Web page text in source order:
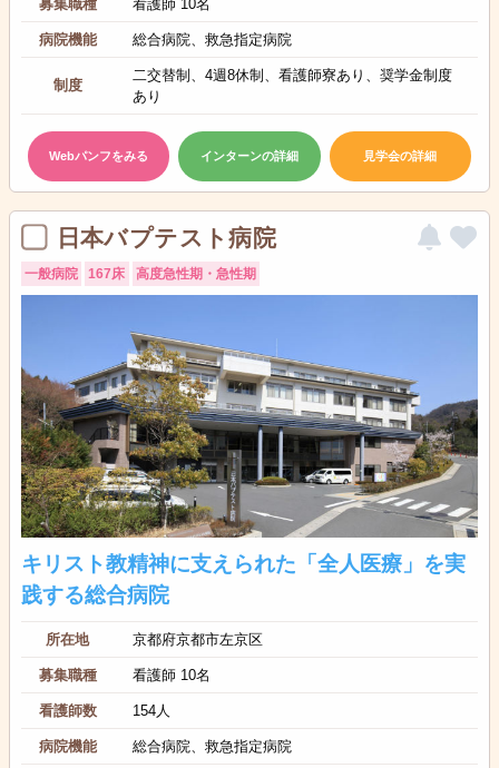
募集職種 看護師 10名
病院機能 総合病院、救急指定病院
制度
二交替制、4週8休制、看護師寮あり、奨学金制度
あり
Webパンフをみる インターンの詳細 見学会の詳細
日本バプテスト病院
一般病院 167床 高度急性期・急性期
キリスト教精神に支えられた「全人医療」を実
践する総合病院
所在地 京都府京都市左京区
募集職種 看護師 10名
看護師数 154人
病院機能 総合病院、救急指定病院